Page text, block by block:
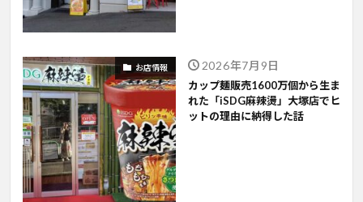
お店情報 2026年7月9日
カップ麺販売1600万個から生ま
れた「iSDG麻辣燙」大塚店でヒ
ットの理由に納得した話